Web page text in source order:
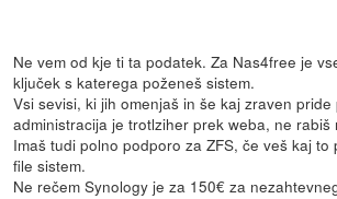
Ne vem od kje ti ta podatek. Za Nas4free je
ključek s katerega poženeš sistem.
Vsi sevisi, ki jih omenjaš in še kaj zraven
administracija je trotlziher prek weba, ne rabiš
Imaš tudi polno podporo za ZFS, če veš kaj to
file sistem.
Ne rečem Synology je za 150€ za